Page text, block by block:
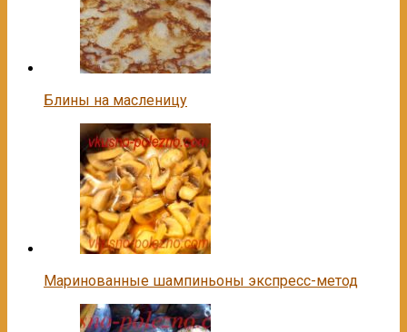
Блины на масленицу
Маринованные шампиньоны экспресс-метод